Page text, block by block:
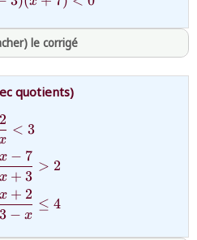
le corrigé
sur mathprepa
libres
quotients)
{\dfrac{2}
3}
2
< 3
{\dfrac{x-
7}
{x+3}\gt
x + 3
x − 7
> 2
{\dfrac{x+2}
{3-x}\le 4}
3 − x
x + 2
≤ 4